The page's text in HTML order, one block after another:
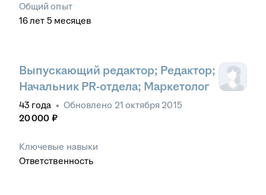
Общий опыт
16лет 5 месяцев
Выпускающий редактор; Редактор;
Начальник PR-отдела; Маркетолог
43 года • Обновлено 21 октября 2015
20 000 ₽
Ключевые навыки
Ответственность